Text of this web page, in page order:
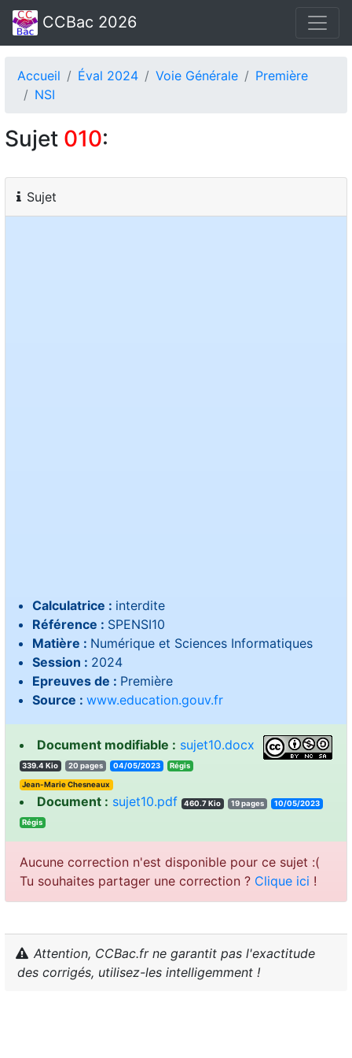
CCBac 2026
Accueil Éval 2024 Voie Générale
Première
NSI
Sujet 010:
Sujet
Calculatrice : interdite
Référence : SPENSI10
Matière : Numérique et Sciences Informatiques
Session : 2024
Epreuves de : Première
Source : www.education.gouv.fr
Document modifiable : sujet10.docx
339.4 Kio 20 pages 04/05/2023 sigéR
Jean-Marie Chesneaux
Document : sujet10.pdf 460.7 Kio 19 pages 10/05/2023
sigéR
Aucune correction n'est disponible pour ce sujet :(
Tu souhaites partager une correction ? Clique ici !
Attention, CCBac.fr ne garantit pas l'exactitude
des corrigés, utilisez-les intelligemment !